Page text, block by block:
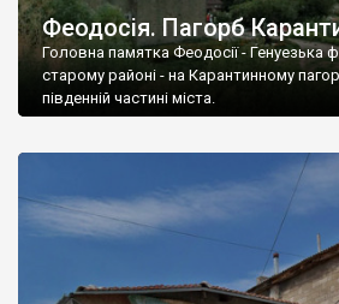
Феодосія. Пагорб
Головна памятка Феодосії - Генуезька
старому районі - на Карантинному
південній частині міста.